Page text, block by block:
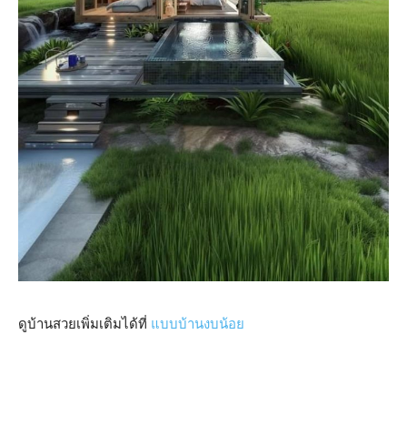
ดูบ้านสวยเพิ่มเติมได้ที่ แบบบ้านงบน้อย